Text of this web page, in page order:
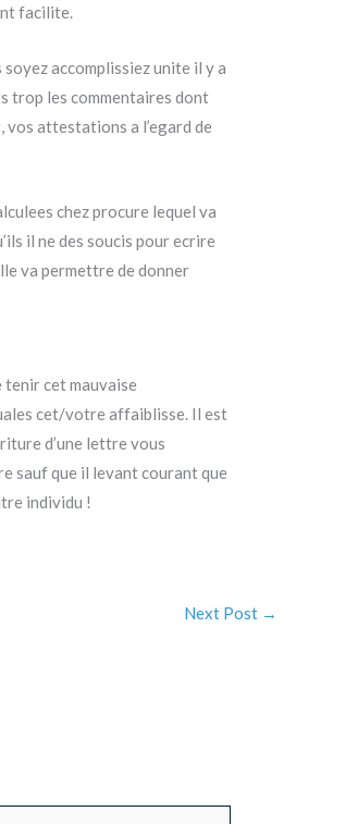
facilite.
accomplissiez unite il y a
trop les commentaires dont
attestations a l’egard de
chez procure lequel va
il ne des soucis pour ecrire
va permettre de donner
tenir cet mauvaise
cet/votre affaiblisse. Il est
d’une lettre vous
sauf que il levant courant que
individu !
Next Post →